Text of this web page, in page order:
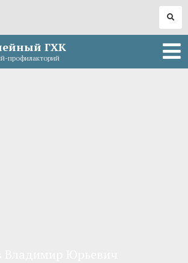
ГХК
профилакторий